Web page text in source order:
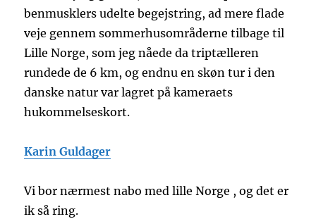
benmusklers udelte begejstring, ad mere flade
veje gennem sommerhusområderne tilbage til
Lille Norge, som jeg nåede da triptælleren
rundede de 6 km, og endnu en skøn tur i den
danske natur var lagret på kameraets
hukommelseskort.
Karin Guldager
Vi bor nærmest nabo med lille Norge , og det er
ik så ring.